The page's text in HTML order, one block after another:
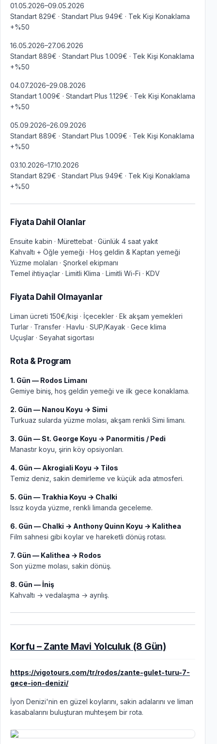
01.05.2026–09.05.2026
Standart 829€ · Standart Plus 949€ · Tek Kişi Konaklama
+%50
16.05.2026–27.06.2026
Standart 889€ · Standart Plus 1.009€ · Tek Kişi Konaklama
+%50
04.07.2026–29.08.2026
Standart 1.009€ · Standart Plus 1.129€ · Tek Kişi Konaklama
+%50
05.09.2026–26.09.2026
Standart 889€ · Standart Plus 1.009€ · Tek Kişi Konaklama
+%50
03.10.2026–17.10.2026
Standart 829€ · Standart Plus 949€ · Tek Kişi Konaklama
+%50
Fiyata Dahil Olanlar
Ensuite kabin · Mürettebat · Günlük 4 saat yakıt
Kahvaltı + Öğle yemeği · Hoş geldin & Kaptan yemeği
Yüzme molaları · Şnorkel ekipmanı
Temel ihtiyaçlar · Limitli Klima · Limitli Wi-Fi · KDV
Fiyata Dahil Olmayanlar
Liman ücreti 150€/kişi · İçecekler · Ek akşam yemekleri
Turlar · Transfer · Havlu · SUP/Kayak · Gece klima
Uçuşlar · Seyahat sigortası
Rota & Program
1. Gün — Rodos Limanı
Gemiye biniş, hoş geldin yemeği ve ilk gece konaklama.
2. Gün — Nanou Koyu → Simi
Turkuaz sularda yüzme molası, akşam renkli Simi limanı.
3. Gün — St. George Koyu → Panormitis / Pedi
Manastır koyu, şirin köy opsiyonları.
4. Gün — Akrogiali Koyu → Tilos
Temiz deniz, sakin demirleme ve küçük ada atmosferi.
5. Gün — Trakhia Koyu → Chalki
Issız koyda yüzme, renkli limanda geceleme.
6. Gün — Chalki → Anthony Quinn Koyu → Kalithea
Film sahnesi gibi koylar ve hareketli dönüş rotası.
7. Gün — Kalithea → Rodos
Son yüzme molası, sakin dönüş.
8. Gün — İniş
Kahvaltı → vedalaşma → ayrılış.
Korfu – Zante Mavi Yolculuk (8 Gün)
https://vigotours.com/tr/rodos/zante-gulet-turu-7-
gece-ion-denizi/
İyon Denizi'nin en güzel koylarını, sakin adalarını ve liman
kasabalarını buluşturan muhteşem bir rota.